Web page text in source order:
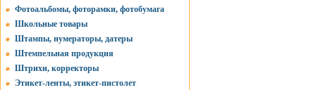
Фотоальбомы, фоторамки, фотобумага
Школьные товары
Штампы, нумераторы, датеры
Штемпельная продукция
Штрихи, корректоры
Этикет-ленты, этикет-пистолет